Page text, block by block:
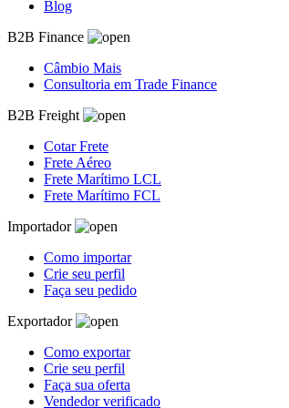
Blog
B2B Finance
Câmbio Mais
Consultoria em Trade Finance
B2B Freight
Cotar Frete
Frete Aéreo
Frete Marítimo LCL
Frete Marítimo FCL
Importador
Como importar
Crie seu perfil
Faça seu pedido
Exportador
Como exportar
Crie seu perfil
Faça sua oferta
Vendedor verificado